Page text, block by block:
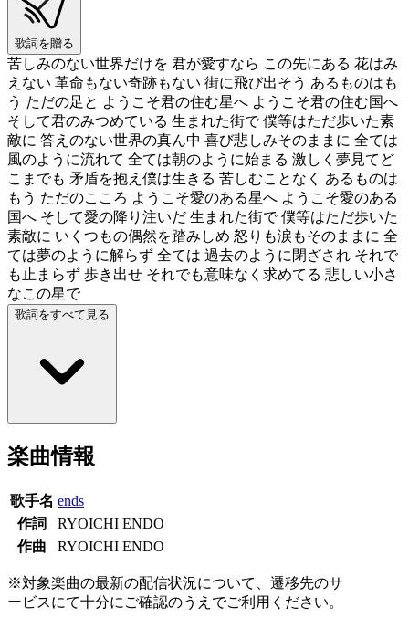
歌詞を贈る
苦しみのない世界だけを 君が愛すなら この先にある 花はみ
えない 革命もない奇跡もない 街に飛び出そう あるものはも
う ただの足と ようこそ君の住む星へ ようこそ君の住む国へ
そして君のみつめている 生まれた街で 僕等はただ歩いた素
敵に 答えのない世界の真ん中 喜び悲しみそのままに 全ては
風のように流れて 全ては朝のように始まる 激しく夢見てど
こまでも 矛盾を抱え僕は生きる 苦しむことなく あるものは
もう ただのこころ ようこそ愛のある星へ ようこそ愛のある
国へ そして愛の降り注いだ 生まれた街で 僕等はただ歩いた
素敵に いくつもの偶然を踏みしめ 怒りも涙もそのままに 全
ては夢のように解らず 全ては 過去のように閉ざされ それで
も止まらず 歩き出せ それでも意味なく求めてる 悲しい小さ
なこの星で
歌詞をすべて見る
楽曲情報
歌手名 ends
作詞
RYOICHI ENDO
作曲
RYOICHI ENDO
※対象楽曲の最新の配信状況について、遷移先のサ
ービスにて十分にご確認のうえでご利用ください。